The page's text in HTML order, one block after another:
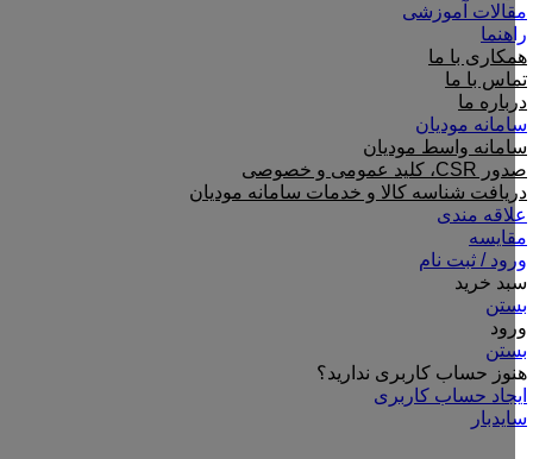
مقالات آموزشی
راهنما
همکاری با ما
تماس با ما
درباره ما
سامانه مودیان
سامانه واسط مودیان
صدور CSR، کلید عمومی و خصوصی
دریافت شناسه کالا و خدمات سامانه مودیان
علاقه مندی
مقایسه
ورود / ثبت نام
سبد خرید
بستن
ورود
بستن
هنوز حساب کاربری ندارید؟
ایجاد حساب کاربری
سایدبار